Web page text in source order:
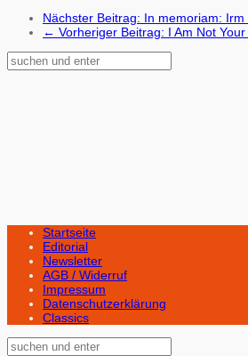
Nächster Beitrag: In memoriam:
← Vorheriger Beitrag: I Am Not
Startseite
Editorial
Newsletter
AGB / Widerruf
Impressum
Datenschutzerklärung
Classics